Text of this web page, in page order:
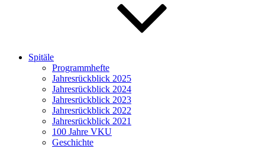
Spitäle
Programmhefte
Jahresrückblick 2025
Jahresrückblick 2024
Jahresrückblick 2023
Jahresrückblick 2022
Jahresrückblick 2021
100 Jahre VKU
Geschichte